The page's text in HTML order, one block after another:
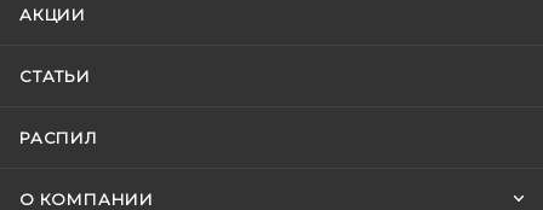
АКЦИИ
СТАТЬИ
РАСПИЛ
О КОМПАНИИ